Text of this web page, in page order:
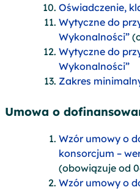
Oświadczenie,
Wytyczne do
Wykonalności”
Wytyczne do
Wykonalności”
Zakres
Umowa o
Wzór umowy o
konsorcjum –
(obowiązuje od
Wzór umowy o